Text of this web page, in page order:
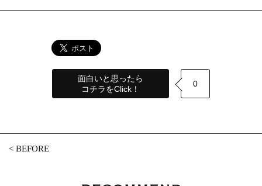
面白いと思ったら
コチラをClick！
0
<BEFORE